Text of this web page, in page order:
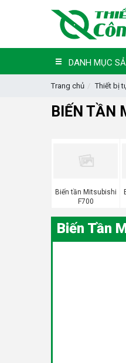
DANH MỤC
Trang chủ Thiết bị
BIẾN TẦN
Biến tần Mitsubishi
F700
Biến Tần